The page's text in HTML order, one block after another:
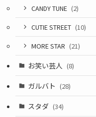
CANDY TUNE (2)
CUTIE STREET (10)
MORE STAR (21)
お笑い芸人 (8)
ガルバト (28)
スタダ (34)